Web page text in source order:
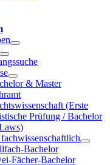
& Master
(Erste
Prüfung / Bachelor
Bachelor
Fächer-Bachelor